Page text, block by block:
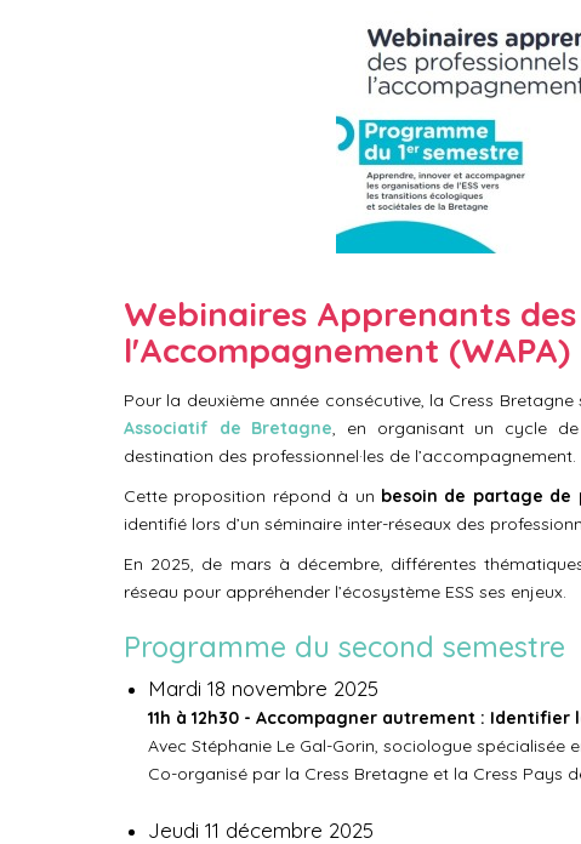
Webinaires Apprenants des
l'Accompagnement (WAPA)
Pour la deuxième année consécutive, la Cress Bretagne
Associatif de Bretagne, en organisant un cycle
destination des professionnel·les de l’accompagnement.
Cette proposition répond à un besoin de partage de
identifié lors d’un séminaire inter-réseaux des
En 2025, de mars à décembre, différentes
réseau pour appréhender l’écosystème ESS ses enjeux.
Programme du second semestre
Mardi 18 novembre 2025
11h à 12h30 - Accompagner autrement :
Avec Stéphanie Le Gal-Gorin, sociologue
Co-organisé par la Cress Bretagne et la Cress Pays
Jeudi 11 décembre 2025